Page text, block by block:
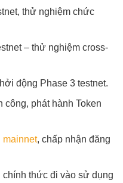
thử nghiệm chức
– thử nghiệm cross-
động Phase 3 testnet.
công, phát hành Token
mainnet, chấp nhận đăng
chính thức đi vào sử dụng